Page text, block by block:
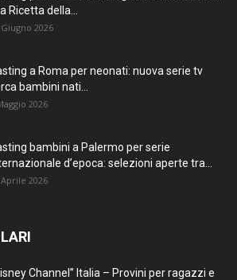
Ricetta della...
Giugno 2026
a Roma per neonati: nuova serie tv
bambini nati...
2026
bambini a Palermo per serie
d’epoca: selezioni aperte tra...
Aprile 2026
Channel” Italia – Provini per ragazzi e